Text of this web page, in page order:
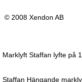
© 2008 Xendon AB
Marklyft Staffan lyfte på
Staffan Hängande